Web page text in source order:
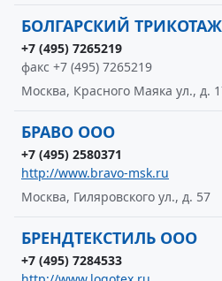
БОЛГАРСКИЙ ТРИКОТАЖ
+7 (495) 7265219
факс +7 (495) 7265219
Москва, Красного Маяка ул., д.
БРАВО ООО
+7 (495) 2580371
http://www.bravo-msk.ru
Москва, Гиляровского ул., д. 57
БРЕНДТЕКСТИЛЬ ООО
+7 (495) 7284533